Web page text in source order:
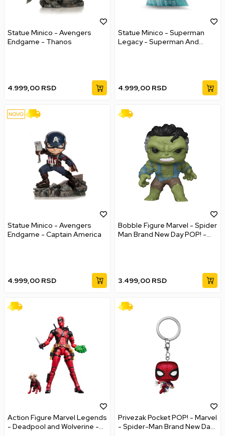
Statue Minico - Avengers
Endgame - Thanos
4.999,00 RSD
Statue Minico - Superman
Legacy - Superman And
4.999,00 RSD
Statue Minico - Avengers
Endgame - Captain America
4.999,00 RSD
Bobble Figure Marvel - Spider
Man Brand New Day POP! -
3.499,00 RSD
Action Figure Marvel Legends
- Deadpool and Wolverine -
Privezak Pocket POP! - Marvel
- Spider-Man Brand New Day